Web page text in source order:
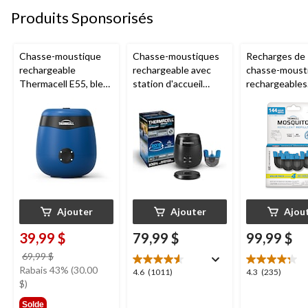
Produits Sponsorisés
Chasse-moustique
rechargeable
Thermacell E55, bleu
Ajouter
39,99 $
69,99 $
était
Rabais 43% (30.00
$)
Solde
Chasse-moustiques
rechargeable avec
station d'accueil
charbon
Ajouter
79,99 $
4.6 (1011)
4.6
Recharges de
chasse-
rechargeables
heures
99,99 $
4.3 (235)
4.3